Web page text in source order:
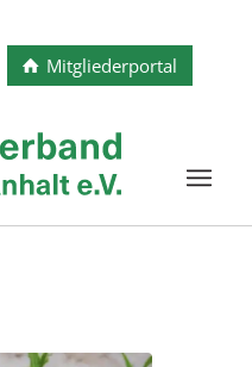
Mitgliederportal